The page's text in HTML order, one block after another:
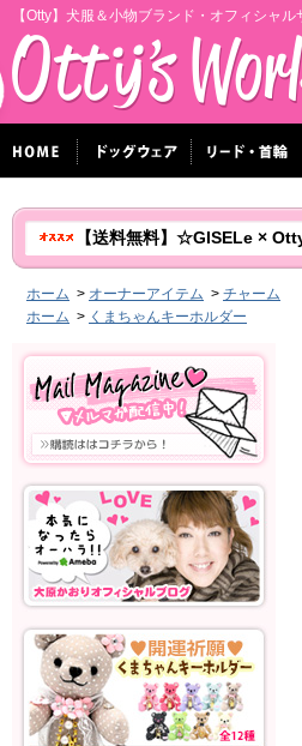
【Otty】犬服＆小物ブランド・オフィシャル
【送料無料】☆GISELe ×
ホーム > オーナーアイテム > チャーム
ホーム > くまちゃんキーホルダー